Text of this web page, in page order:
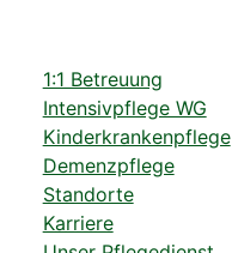
1:1 Betreuung
Intensivpflege WG
Kinderkrankenpflege
Demenzpflege
Standorte
Karriere